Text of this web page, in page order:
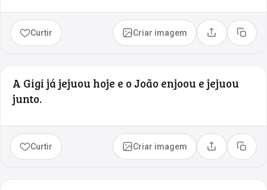
Curtir Criar imagem Compartilhar
Copiar
A Gigi já jejuou hoje e o João enjoou e jejuou
junto.
Curtir Criar imagem Compartilhar
Copiar